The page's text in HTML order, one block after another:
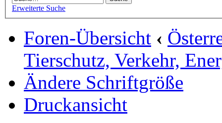
Erweiterte Suche
Foren-Übersicht ‹
Tierschutz, Verkehr,
Ändere Schriftgröße
Druckansicht